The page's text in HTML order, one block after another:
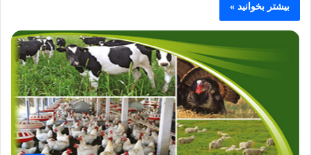
بیشتر بخوانید »